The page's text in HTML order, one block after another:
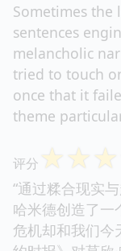
Sometimes the
sentences
melancholic
tried to touch
once that it
theme
评分 ☆☆☆
“通过糅合现实
哈米德创造了一
危机却和我们今